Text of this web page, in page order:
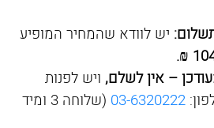
יש לוודא שהמחיר המופיע
– אין לשלם, ויש לפנות
03-6320222
(שלוחה 3 ומיד